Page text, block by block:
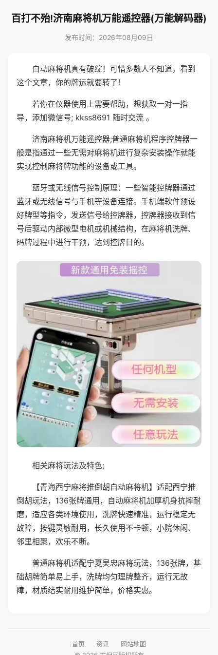
百打不殆!济南麻将机万能遥控器(万能解码器)
发布时间：2026年08月09日
自动麻将机真有破绽！可惜多数人不知道。看到
这个文章，你的牌运就要转了！
若你在仪器使用上需要帮助，想获取一对一指
导，添加微信号; kkss8691 随时交流 。
济南麻将机万能遥控器;普通麻将机程序控牌器一
般是指通过一些无需对麻将机进行复杂安装操作就能
实现控制麻将牌功能的设备或工具。
蓝牙或无线信号控制原理：一些智能控牌器通过
蓝牙或无线信号与手机等设备连接。手机端软件预设
好牌型等指令，发送信号给控牌器，控牌器接收到信
号后驱动内部微型电机或机械结构，在麻将机洗牌、
码牌过程中进行干预，达到控牌目的。
相关麻将玩法及特色;
【青海西宁麻将推倒胡自动麻将机】适配西宁推
倒胡玩法，136张牌通用，自动麻将机加厚机身抗摔耐
磨，适应各类环境使用，洗牌快速精准，运行稳定无
故障，按键灵敏耐用，长久使用不卡顿，小院休闲、
邻里相聚，欢乐不断。
普通麻将机适配宁夏吴忠麻将玩法，136张牌，基
础胡牌简单易上手，洗牌均匀理牌整齐，运行无故
障，材质结实耐用维护简单，价格实惠。
首页 资讯
网站地图